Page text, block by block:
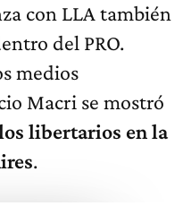
con LLA también
del PRO.
medios
Macri se mostró
libertarios en la
.